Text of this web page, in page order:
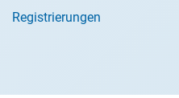
Registrierungen